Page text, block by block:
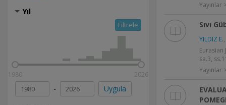
Yıl
Filtrele
1980 2026
- Uygula
Yayınlar
Sıvı
YILDIZ E.,
sa.3,
Yayınlar